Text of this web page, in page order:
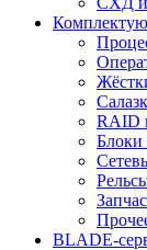
RAID
Блоки
BLADE-